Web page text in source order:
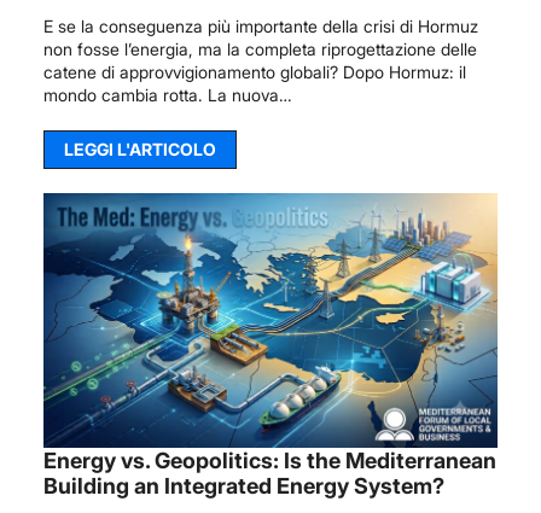
E se la conseguenza più importante della crisi di Hormuz
non fosse l’energia, ma la completa riprogettazione delle
catene di approvvigionamento globali? Dopo Hormuz: il
mondo cambia rotta. La nuova…
LEGGI L'ARTICOLO
Energy vs. Geopolitics: Is the Mediterranean
Building an Integrated Energy System?